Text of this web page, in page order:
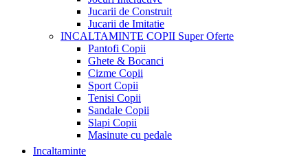
Jucarii de Construit
Jucarii de Imitatie
INCALTAMINTE COPII Super Oferte
Pantofi Copii
Ghete & Bocanci
Cizme Copii
Sport Copii
Tenisi Copii
Sandale Copii
Slapi Copii
Masinute cu pedale
Incaltaminte